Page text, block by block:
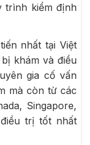
trình kiểm định
nhất tại Việt
khám và điều
gia cố vấn
mà còn từ các
Singapore,
trị tốt nhất